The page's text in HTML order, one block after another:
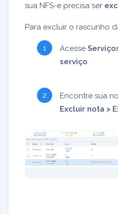
sua NFS-e precisa ser
Para excluir o rascunho
Acesse
serviço
Encontre sua
Excluir nota >